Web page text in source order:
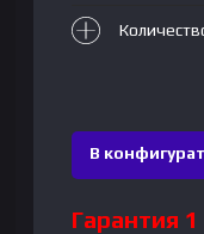
В
Гарантия